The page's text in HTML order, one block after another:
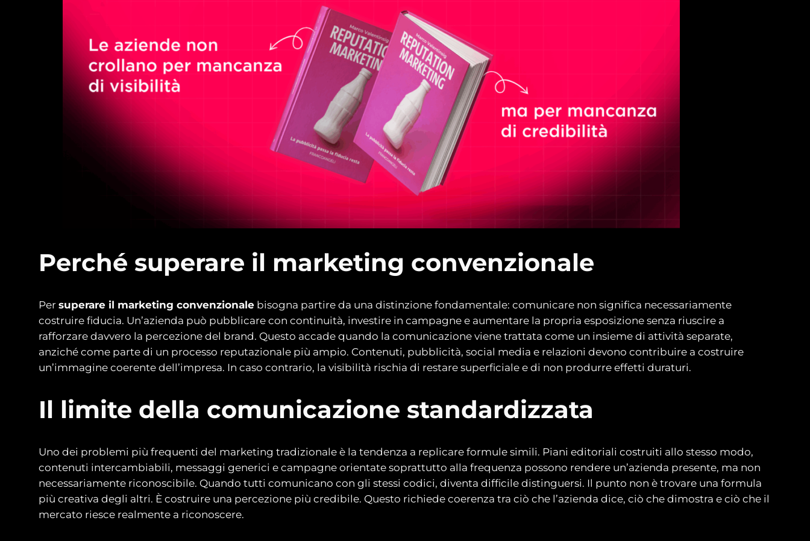
Perché superare il marketing convenzionale
Per superare il marketing convenzionale bisogna partire da una distinzione fondamentale: comunicare non significa necessariamente
costruire fiducia. Un’azienda può pubblicare con continuità, investire in campagne e aumentare la propria esposizione senza riuscire a
rafforzare davvero la percezione del brand. Questo accade quando la comunicazione viene trattata come un insieme di attività separate,
anziché come parte di un processo reputazionale più ampio. Contenuti, pubblicità, social media e relazioni devono contribuire a costruire
un’immagine coerente dell’impresa. In caso contrario, la visibilità rischia di restare superficiale e di non produrre effetti duraturi.
Il limite della comunicazione standardizzata
Uno dei problemi più frequenti del marketing tradizionale è la tendenza a replicare formule simili. Piani editoriali costruiti allo stesso modo,
contenuti intercambiabili, messaggi generici e campagne orientate soprattutto alla frequenza possono rendere un’azienda presente, ma non
necessariamente riconoscibile. Quando tutti comunicano con gli stessi codici, diventa difficile distinguersi. Il punto non è trovare una formula
più creativa degli altri. È costruire una percezione più credibile. Questo richiede coerenza tra ciò che l’azienda dice, ciò che dimostra e ciò che il
mercato riesce realmente a riconoscere.